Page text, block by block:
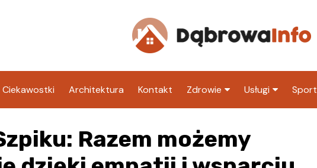
Ciekawostki Architektura Kontakt Zdrowie
Sklep medyczny
Usługi
Klub
Sport
Razem możemy